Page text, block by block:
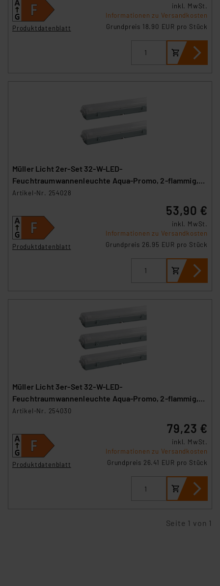
Produktdatenblatt
inkl. MwSt.
Informationen zu Versandkosten
Grundpreis 18.90 EUR pro Stück
Müller Licht 2er-Set 32-W-LED-
Feuchtraumwannenleuchte Aqua-Promo, 2-flammig,
3360 lm, 4000 K, 120 cm
Artikel-Nr. 254028
Produktdatenblatt
53,90 €
inkl. MwSt.
Informationen zu Versandkosten
Grundpreis 26.95 EUR pro Stück
Müller Licht 3er-Set 32-W-LED-
Feuchtraumwannenleuchte Aqua-Promo, 2-flammig,
3360 lm, 4000 K, 120 cm
Artikel-Nr. 254030
Produktdatenblatt
79,23 €
inkl. MwSt.
Informationen zu Versandkosten
Grundpreis 26.41 EUR pro Stück
Seite 1 von 1